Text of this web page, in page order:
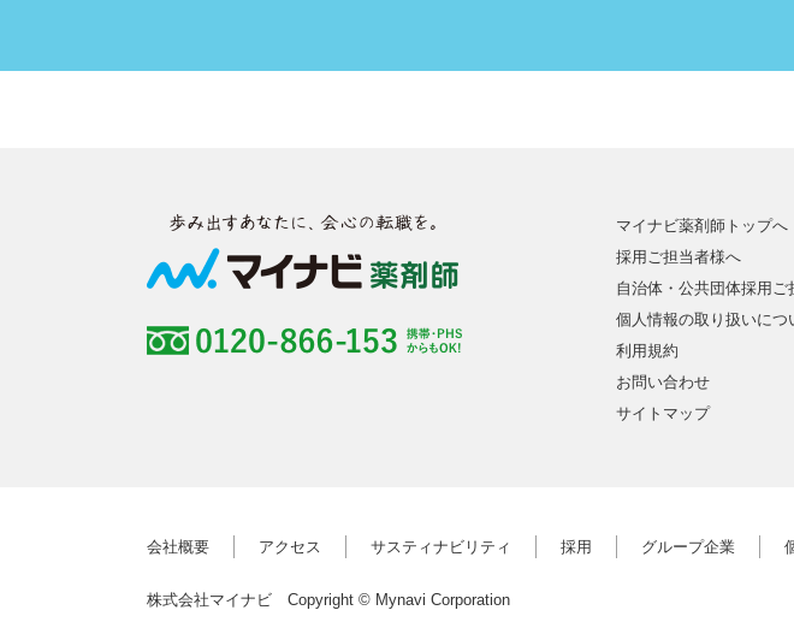
マイナビ薬剤師トップへ
採用ご担当者様へ
自治体・公共団体採用ご
個人情報の取り扱いにつ
利用規約
お問い合わせ
サイトマップ
会社概要 アクセス サスティナビリティ 採用 グループ企業
株式会社マイナビ Copyright © Mynavi Corporation